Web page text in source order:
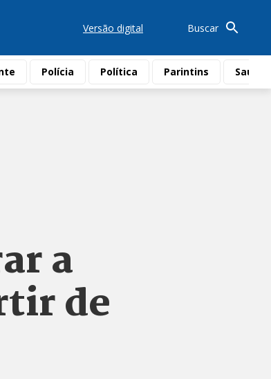
Versão digital Buscar
Polícia Política Parintins Saúde
a
de